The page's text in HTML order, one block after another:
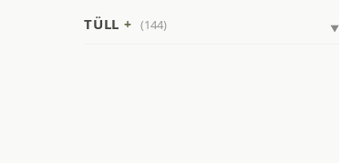
TÜLL (144)